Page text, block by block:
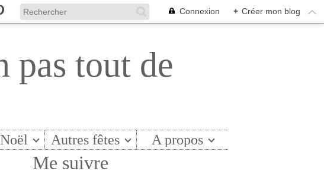
Connexion + Créer mon blog
pas tout de
Autres fêtes A propos
Me suivre